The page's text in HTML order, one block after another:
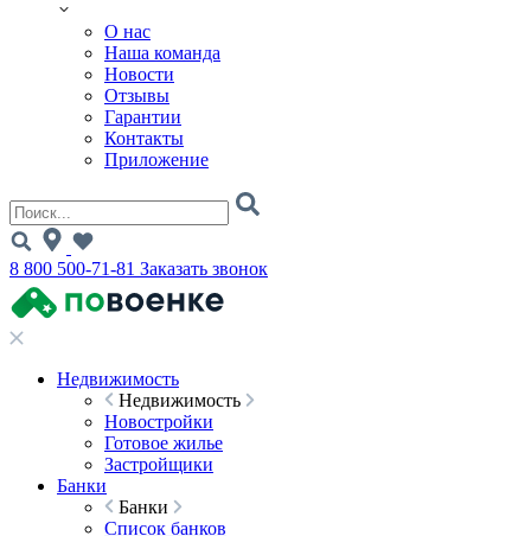
О нас
Наша команда
Новости
Отзывы
Гарантии
Контакты
Приложение
8 800 500-71-81 Заказать звонок
Недвижимость
Недвижимость
Новостройки
Готовое жилье
Застройщики
Банки
Банки
Список банков